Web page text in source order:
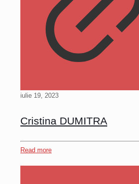
iulie 19, 2023
Cristina DUMITRA
Read more